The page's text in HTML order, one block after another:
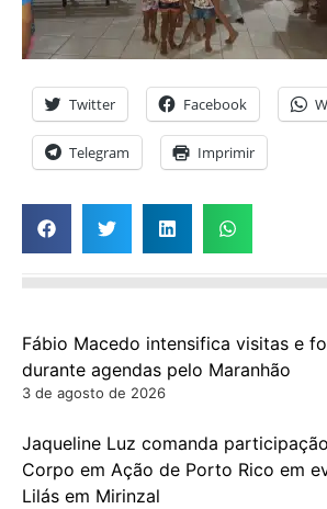
Twitter Facebook
Telegram Imprimir
Fábio Macedo intensifica visitas e
durante agendas pelo Maranhão
3 de agosto de 2026
Jaqueline Luz comanda
Corpo em Ação de Porto Rico em
Lilás em Mirinzal